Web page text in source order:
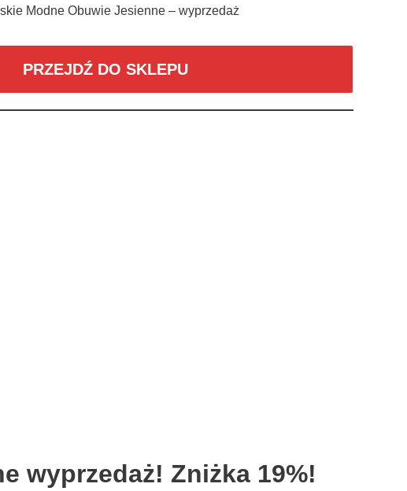
Modne Obuwie Jesienne – wyprzedaż
PRZEJDŹ DO SKLEPU
wyprzedaż! Zniżka 19%!